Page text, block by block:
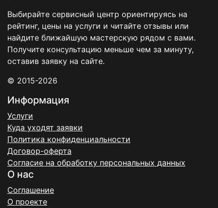
Выбирайте сервисный центр ориентируясь на
рейтинг, цены на услуги и читайте отзывы или
найдите ближайшую мастерскую рядом с вами.
Получите консультацию меньше чем за минуту,
оставив заявку на сайте.
© 2015-2026
Информация
Услуги
Куда уходят заявки
Политика конфиденциальности
Договор-оферта
Согласие на обработку персональных данных
О нас
Соглашение
О проекте